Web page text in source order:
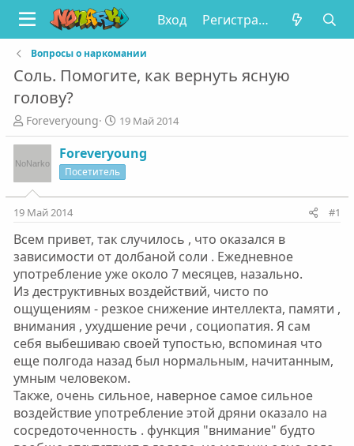
Вход Регистрация
Вопросы о наркомании
Соль. Помогите, как вернуть ясную
голову?
А
в
т
о
р
т
е
ы
Foreveryoung
Д
а
т
а
н
а
л
а
19 Май 2014
Foreveryoung
Посетитель
19 Май 2014 #1
Всем привет, так случилось , что оказался в
зависимости от долбаной соли . Ежедневное
употребление уже около 7 месяцев, назально.
Из деструктивных воздействий, чисто по
ощущениям - резкое снижение интеллекта, памяти ,
внимания , ухудшение речи , социопатия. Я сам
себя выбешиваю своей тупостью, вспоминая что
еще полгода назад был нормальным, начитанным,
умным человеком.
Также, очень сильное, наверное самое сильное
воздействие употребление этой дряни оказало на
сосредоточенность . функция "внимание" будто